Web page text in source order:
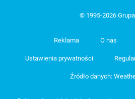
© 1995-2026
Reklama O nas
Ustawienia prywatności
Źródło danych: